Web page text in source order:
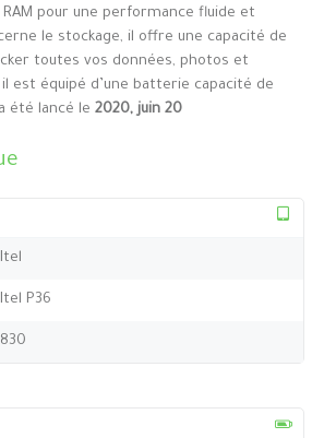
RAM pour une performance fluide et
le stockage, il offre une capacité de
toutes vos données, photos et
il est équipé d’une batterie capacité de
été lancé le 2020, juin 20
Itel
Itel P36
830